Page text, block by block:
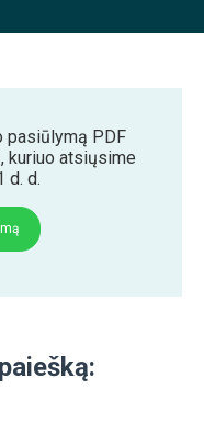
pasiūlymą PDF
kuriuo atsiųsime
d. d.